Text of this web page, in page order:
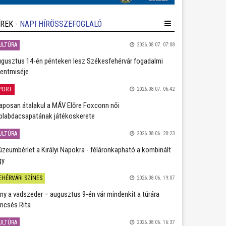
- NAPI HÍRÖSSZEFOGLALÓ
2026.08.07. 07:08
14-én pénteken lesz Székesfehérvár fogadalmi
2026.08.07. 06:42
átalakul a MÁV Előre Foxconn női
játékoskerete
2026.08.06. 20:23
a Királyi Napokra - féláronkapható a kombinált
SZÍNES 2026.08.06. 19:07
a vadszeder – augusztus 9-én vár mindenkit a túrára
Rita
2026.08.06. 16:37